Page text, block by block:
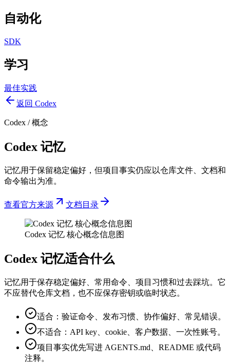
自动化
SDK
学习
最佳实践
返回 Codex
Codex /概念
Codex 记忆
记忆用于保留稳定偏好，但项目事实仍应以仓库文件、文档和
命令输出为准。
查看官方来源 文档目录
Codex 记忆 核心概念信息图
Codex 记忆适合什么
记忆用于保存稳定偏好、常用命令、项目习惯和过去踩坑。它
不应替代仓库文档，也不应保存密钥或临时状态。
适合：验证命令、发布习惯、协作偏好、常见错误。
不适合：API key、cookie、客户数据、一次性账号。
项目事实优先写进 AGENTS.md、README 或代码
注释。